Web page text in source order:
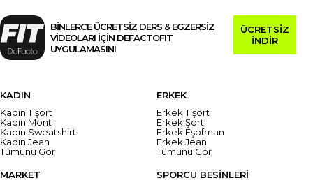
BİNLERCE ÜCRETSİZ DERS & EGZERSİZ
VİDEOLARI İÇİN DEFACTOFIT
UYGULAMASINI
ÜCRETSİZ
İNDİR
KADIN
Kadın Tişört
Kadın Mont
Kadın Sweatshirt
Kadın Jean
Tümünü Gör
ERKEK
Erkek Tişört
Erkek Şort
Erkek Eşofman
Erkek Jean
Tümünü Gör
MARKET
SPORCU BESİNLERİ